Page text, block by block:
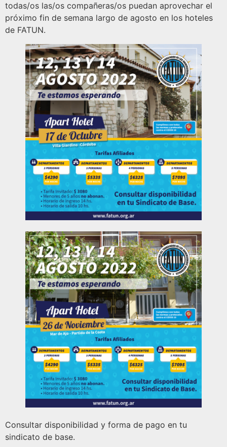
todas/os las/os compañeras/os puedan aprovechar el
próximo fin de semana largo de agosto en los hoteles
de FATUN.
Consultar disponibilidad y forma de pago en tu
sindicato de base.